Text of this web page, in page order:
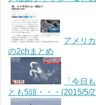
アメリ
の2chまとめ
「今日
とも5頭・・・(2015/5/